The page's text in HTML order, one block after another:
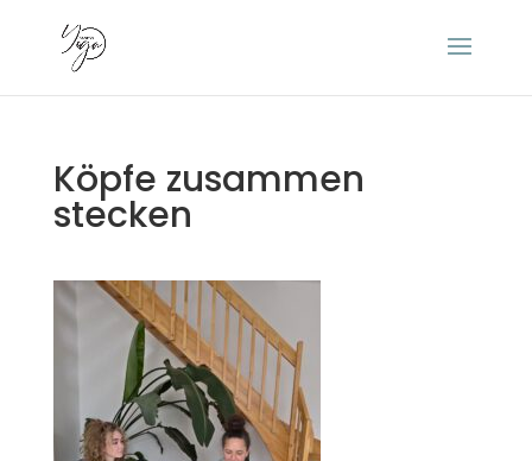
Köpfe zusammen
stecken